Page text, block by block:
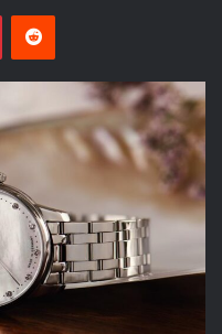
PinterestReddit